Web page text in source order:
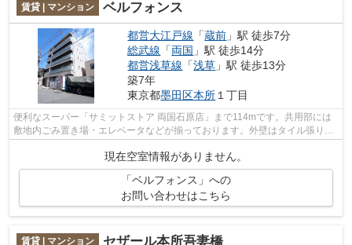
賃貸 | マンション ベルフォンス
都営大江戸線 「蔵前 」駅 徒歩7分
総武線 「両国 」駅 徒歩14分
都営浅草線 「浅草 」駅 徒歩13分
築7年
東京都墨田区本所１丁目
便利なスーパー「サミットストア 両国石原店」まで114mです。共用部には
敷地内ごみ置き場・エレベータなどが揃っております。外壁はタイル張りと
現在空室情報がありません。
「ベルフォンス」への
お問い合わせはこちら
賃貸 | マンション セザール本所吾妻橋